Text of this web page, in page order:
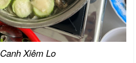
Canh Xiêm Lo